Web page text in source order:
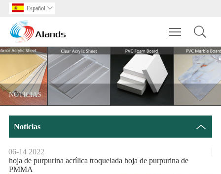
Español 
Toggle
NOTICIAS
Noticias
06-14 2022
hoja de purpurina acrílica troquelada hoja de purpurina de
PMMA